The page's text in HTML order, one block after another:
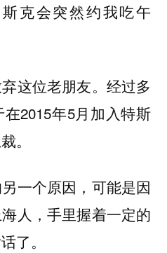
克会突然约我吃午
这位老朋友。经过多
2015年5月加入特斯
。
一个原因，可能是因
人，手里握着一定的
了。